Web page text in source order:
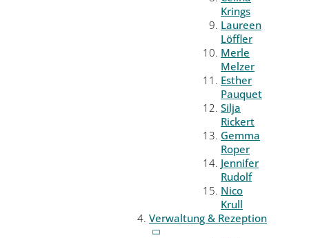
Krings
Laureen
Löffler
Merle
Melzer
Esther
Pauquet
Silja
Rickert
Gemma
Roper
Jennifer
Rudolf
Nico
Krull
Verwaltung & Rezeption